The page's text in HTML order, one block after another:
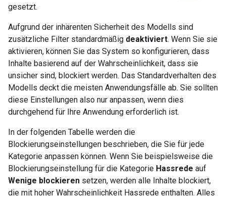
gesetzt.
Aufgrund der inhärenten Sicherheit des Modells sind
zusätzliche Filter standardmäßig deaktiviert. Wenn Sie sie
aktivieren, können Sie das System so konfigurieren, dass
Inhalte basierend auf der Wahrscheinlichkeit, dass sie
unsicher sind, blockiert werden. Das Standardverhalten des
Modells deckt die meisten Anwendungsfälle ab. Sie sollten
diese Einstellungen also nur anpassen, wenn dies
durchgehend für Ihre Anwendung erforderlich ist.
In der folgenden Tabelle werden die
Blockierungseinstellungen beschrieben, die Sie für jede
Kategorie anpassen können. Wenn Sie beispielsweise die
Blockierungseinstellung für die Kategorie Hassrede auf
Wenige blockieren setzen, werden alle Inhalte blockiert,
die mit hoher Wahrscheinlichkeit Hassrede enthalten. Alles